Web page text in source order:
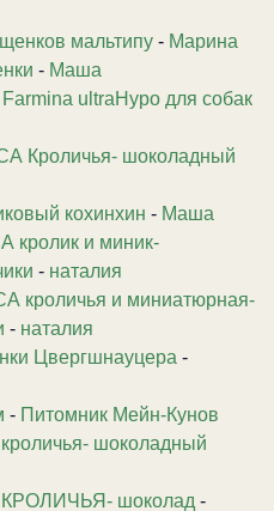
мальтипу - Марина
- Маша
ultraHypo для собак
Кроличья- шоколадный
кохинхин - Маша
кролик и миник-
- наталия
кроличья и миниатюрная-
- наталия
Цвергшнауцера -
- Питомник Мейн-Кунов
шоколадный
шоколад -